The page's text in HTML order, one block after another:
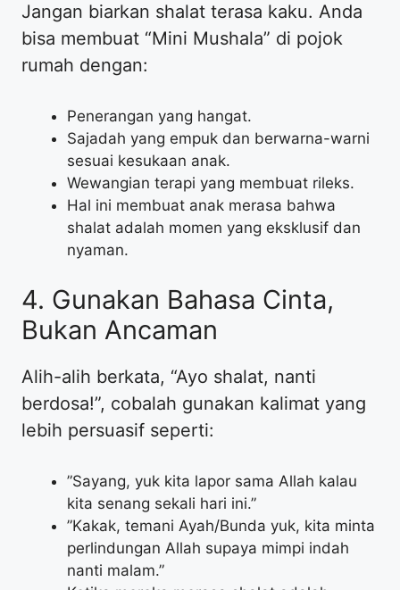
​Jangan biarkan shalat terasa kaku. Anda
bisa membuat “Mini Mushala” di pojok
rumah dengan:
​Penerangan yang hangat.
​Sajadah yang empuk dan berwarna-warni
sesuai kesukaan anak.
​Wewangian terapi yang membuat rileks.
​Hal ini membuat anak merasa bahwa
shalat adalah momen yang eksklusif dan
nyaman.
​4. Gunakan Bahasa Cinta,
Bukan Ancaman
​Alih-alih berkata, “Ayo shalat, nanti
berdosa!”, cobalah gunakan kalimat yang
lebih persuasif seperti:
​”Sayang, yuk kita lapor sama Allah kalau
kita senang sekali hari ini.”
​”Kakak, temani Ayah/Bunda yuk, kita minta
perlindungan Allah supaya mimpi indah
nanti malam.”